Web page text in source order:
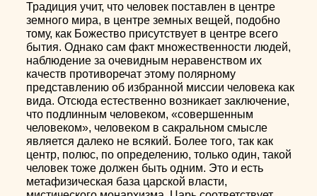
Традиция учит, что человек поставлен в центре
земного мира, в центре земных вещей, подобно
тому, как Божество присутствует в центре всего
бытия. Однако сам факт множественности людей,
наблюдение за очевидным неравенством их
качеств противоречат этому полярному
представлению об избранной миссии человека как
вида. Отсюда естественно возникает заключение,
что подлинным человеком, «совершенным
человеком», человеком в сакральном смысле
является далеко не всякий. Более того, так как
центр, полюс, по определению, только один, такой
человек тоже должен быть одним. Это и есть
метафизическая база царской власти,